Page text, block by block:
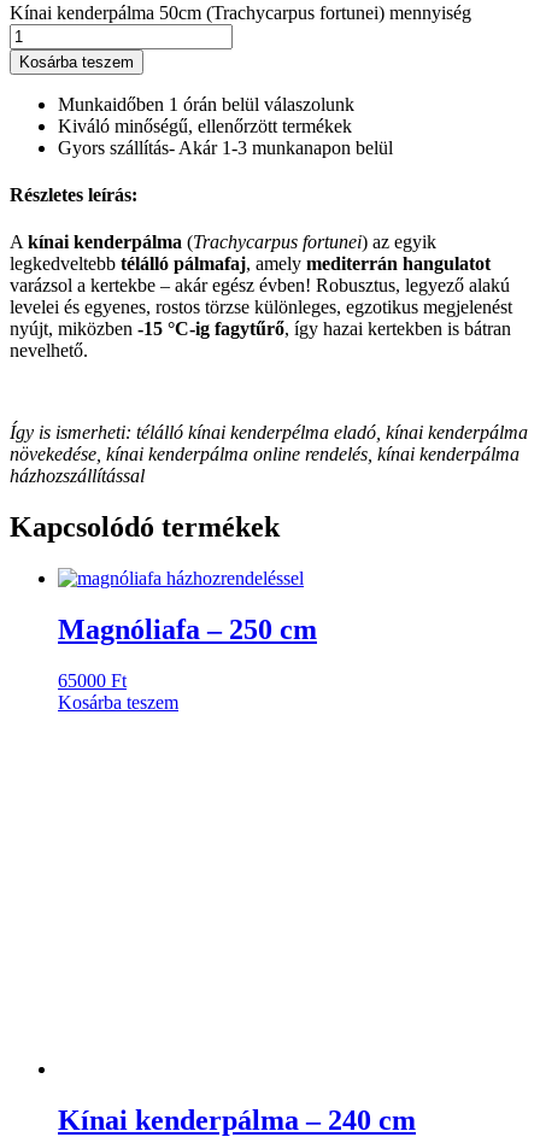
Kínai kenderpálma 50cm (Trachycarpus fortunei) mennyiség
Kosárba teszem
Munkaidőben 1 órán belül válaszolunk
Kiváló minőségű, ellenőrzött termékek
Gyors szállítás- Akár 1-3 munkanapon belül
Részletes leírás:
Akínai kenderpálma (Trachycarpus fortunei) az egyik
legkedveltebb télálló pálmafaj, amely mediterrán hangulatot
varázsol a kertekbe – akár egész évben! Robusztus, legyező alakú
levelei és egyenes, rostos törzse különleges, egzotikus megjelenést
nyújt, miközben -15 °C-ig fagytűrő, így hazai kertekben is bátran
nevelhető.
Így is ismerheti: télálló kínai kenderpélma eladó, kínai kenderpálma
növekedése, kínai kenderpálma online rendelés, kínai kenderpálma
házhozszállítással
Kapcsolódó termékek
Magnóliafa – 250 cm
65000 Ft
Kosárba teszem
Kínai kenderpálma – 240 cm